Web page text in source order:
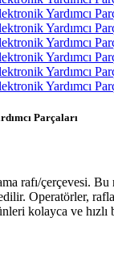
Parçaları
rafı/çerçevesi.
Operatörler,
kolayca ve hızlı